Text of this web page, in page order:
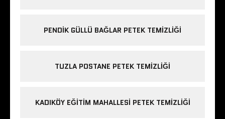
PENDIK GÜLLÜ BAĞLAR PETEK TEMIZLIĞI
TUZLA POSTANE PETEK TEMIZLIĞI
KADIKÖY EĞITIM MAHALLESI PETEK TEMIZLIĞI